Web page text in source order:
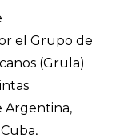
el Grupo de
(Grula)
Argentina,